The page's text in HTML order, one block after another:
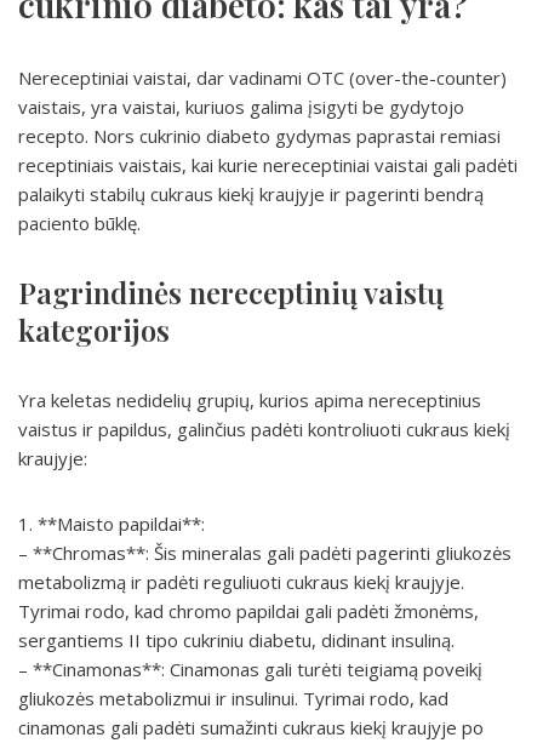
Nereceptiniai vaistai, dar vadinami OTC (over-the-counter)
vaistais, yra vaistai, kuriuos galima įsigyti be gydytojo
recepto. Nors cukrinio diabeto gydymas paprastai remiasi
receptiniais vaistais, kai kurie nereceptiniai vaistai gali padėti
palaikyti stabilų cukraus kiekį kraujyje ir pagerinti bendrą
paciento būklę.
Pagrindinės nereceptinių vaistų
kategorijos
Yra keletas nedidelių grupių, kurios apima nereceptinius
vaistus ir papildus, galinčius padėti kontroliuoti cukraus kiekį
kraujyje:
1. **Maisto papildai**:
– **Chromas**: Šis mineralas gali padėti pagerinti gliukozės
metabolizmą ir padėti reguliuoti cukraus kiekį kraujyje.
Tyrimai rodo, kad chromo papildai gali padėti žmonėms,
sergantiems II tipo cukriniu diabetu, didinant insuliną.
– **Cinamonas**: Cinamonas gali turėti teigiamą poveikį
gliukozės metabolizmui ir insulinui. Tyrimai rodo, kad
cinamonas gali padėti sumažinti cukraus kiekį kraujyje po